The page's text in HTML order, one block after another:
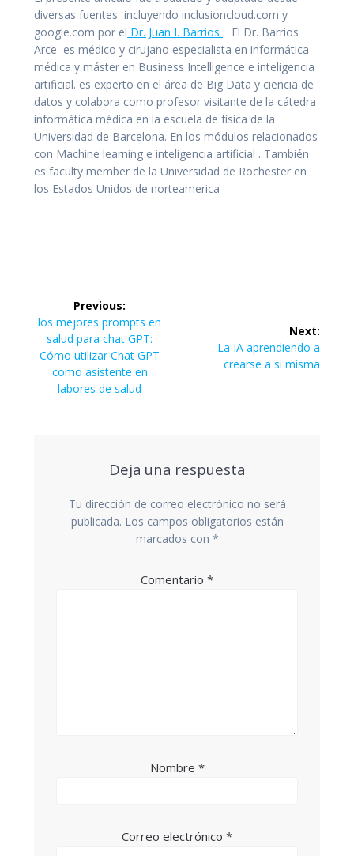
diversas fuentes incluyendo inclusioncloud.com y
google.com por el Dr. Juan I. Barrios . El Dr. Barrios
Arce es médico y cirujano especialista en informática
médica y máster en Business Intelligence e inteligencia
artificial. es experto en el área de Big Data y ciencia de
datos y colabora como profesor visitante de la cátedra
informática médica en la escuela de física de la
Universidad de Barcelona. En los módulos relacionados
con Machine learning e inteligencia artificial . También
es faculty member de la Universidad de Rochester en
los Estados Unidos de norteamerica
Navegación
de
entradas
Previous:
Previous
post:
los mejores prompts en
salud para chat GPT:
Cómo utilizar Chat GPT
como asistente en
labores de salud
Next:
Next
post:
La IA aprendiendo a
crearse a si misma
Deja una respuesta
Tu dirección de correo electrónico no será
publicada. Los campos obligatorios están
marcados con *
Comentario *
Nombre *
Correo electrónico *